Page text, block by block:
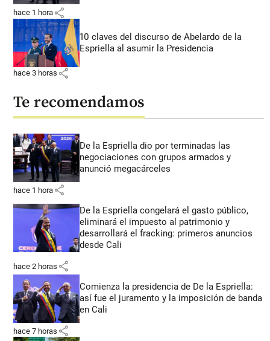
hace 1 hora share
10 claves del discurso de Abelardo de la
Espriella al asumir la Presidencia
hace 3 horas share
Te recomendamos
De la Espriella dio por terminadas las
negociaciones con grupos armados y
anunció megacárceles
hace 1 hora share
De la Espriella congelará el gasto público,
eliminará el impuesto al patrimonio y
desarrollará el fracking: primeros anuncios
desde Cali
hace 2 horas share
Comienza la presidencia de De la Espriella:
así fue el juramento y la imposición de banda
en Cali
hace 7 horas share